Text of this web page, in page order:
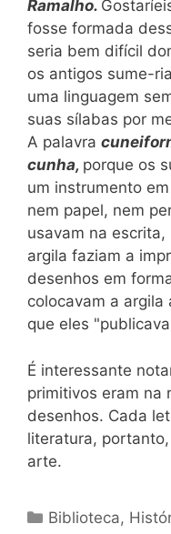
Ramalho.
fosse formada
seria bem difícil
os antigos sume-
uma linguagem
suas sílabas por
A palavra
cunha, porque os
um instrumento
nem papel, nem
usavam na
argila faziam a
desenhos em
colocavam a argila
que eles
É interessante
primitivos eram na
desenhos. Cada
literatura,
arte.
Categorias
Biblioteca,